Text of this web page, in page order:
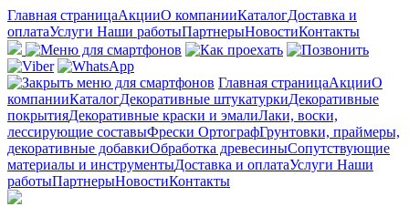
Главная страницаАкцииО компанииКаталогДоставка и
оплатаУслуги Наши работыПартнерыНовостиКонтакты
Главная страницаАкцииО
компанииКаталогДекоративные штукатуркиДекоративные
покрытияДекоративные краски и эмалиЛаки, воски,
лессирующие составыФрески ОртографГрунтовки, праймеры,
декоративные добавкиОбработка древесиныСопутствующие
материалы и инструментыДоставка и оплатаУслуги Наши
работыПартнерыНовостиКонтакты